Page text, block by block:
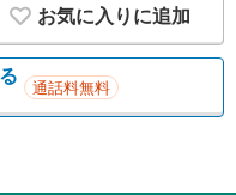
お気に入りに追加
通話料無料